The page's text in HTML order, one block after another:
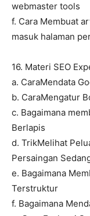
webmaster tools
f. Cara Membuat
masuk halaman
16. Materi SEO
a. CaraMendata
b. CaraMengatur
c. Bagaimana
Berlapis
d. TrikMelihat
Persaingan
e. Bagaimana
Terstruktur
f. Bagaimana